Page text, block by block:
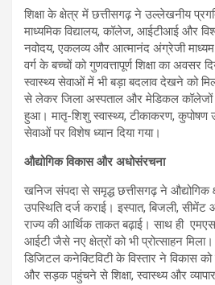
शिक्षा के क्षेत्र में छत्तीसगढ़ ने उल्लेखनीय
माध्यमिक विद्यालय, कॉलेज, आईटीआई और
नवोदय, एकलव्य और आत्मानंद अंग्रेजी
वर्ग के बच्चों को गुणवत्तापूर्ण शिक्षा का अवसर
स्वास्थ्य सेवाओं में भी बड़ा बदलाव देखने को
से लेकर जिला अस्पताल और मेडिकल कॉलेजों
हुआ। मातृ-शिशु स्वास्थ्य, टीकाकरण,
सेवाओं पर विशेष ध्यान दिया गया।
औद्योगिक विकास और अधोसंरचना
खनिज संपदा से समृद्ध छत्तीसगढ़ ने औद्योगिक
उपस्थिति दर्ज कराई। इस्पात, बिजली, सीमेंट
राज्य की आर्थिक ताकत बढ़ाई। साथ ही
आईटी जैसे नए क्षेत्रों को भी प्रोत्साहन
डिजिटल कनेक्टिविटी के विस्तार ने विकास
और सड़क पहुंचने से शिक्षा, स्वास्थ्य और